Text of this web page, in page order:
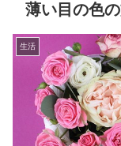
薄い目の色
生活